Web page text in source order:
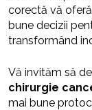
corectă vă
bune decizii
transformând
Vă invităm să
chirurgie
mai bune